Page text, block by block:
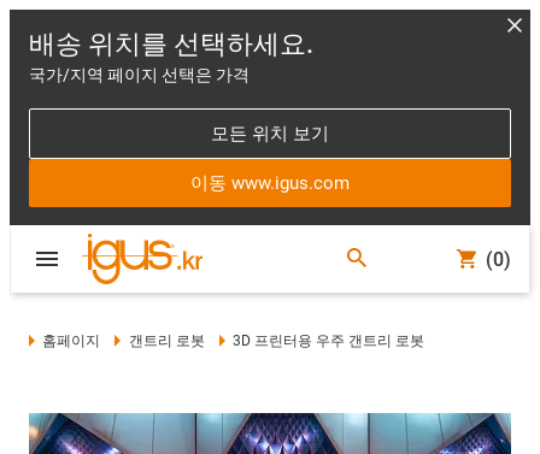
배송 위치를 선택하세요.
국가/지역 페이지 선택은 가격
모든 위치 보기
이동 www.igus.com
(0)
홈페이지 갠트리 로봇 3D 프린터용 우주 갠트리 로봇